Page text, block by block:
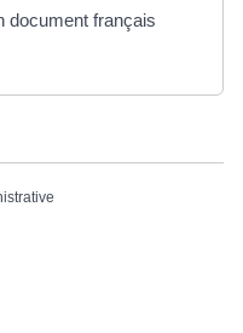
document français